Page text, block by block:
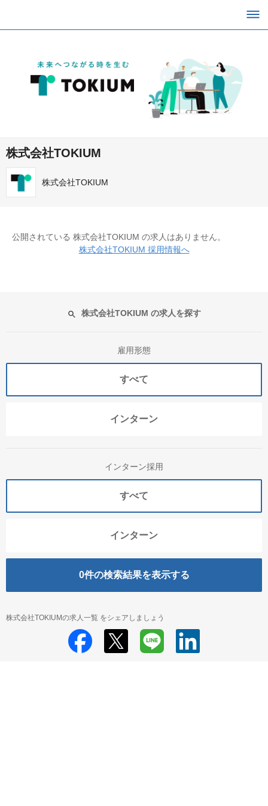
株式会社TOKIUM
株式会社TOKIUM
公開されている 株式会社TOKIUM の求人はありません。
株式会社TOKIUM 採用情報へ
株式会社TOKIUM の求人を探す
雇用形態
すべて
インターン
インターン採用
すべて
インターン
0件の検索結果を表示する
株式会社TOKIUMの求人一覧 をシェアしましょう